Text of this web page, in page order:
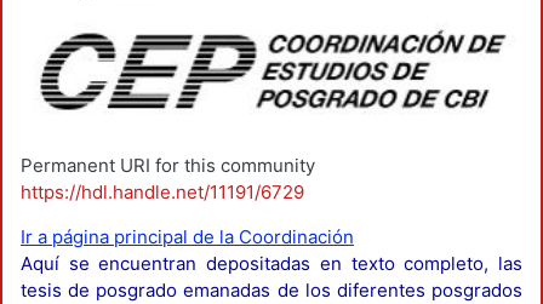
Permanent URI for this community
https://hdl.handle.net/11191/6729
Ir a página principal de la Coordinación
Aquí se encuentran depositadas en texto completo, las
tesis de posgrado emanadas de los diferentes posgrados